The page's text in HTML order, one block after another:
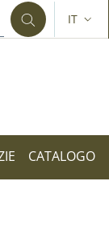
IT
CATALOGO